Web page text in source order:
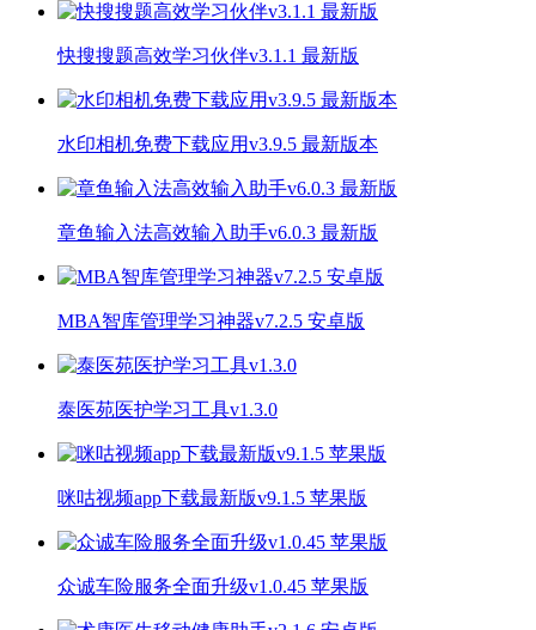
快搜搜题高效学习伙伴v3.1.1 最新版
水印相机免费下载应用v3.9.5 最新版本
章鱼输入法高效输入助手v6.0.3 最新版
MBA智库管理学习神器v7.2.5 安卓版
泰医苑医护学习工具v1.3.0
咪咕视频app下载最新版v9.1.5 苹果版
众诚车险服务全面升级v1.0.45 苹果版